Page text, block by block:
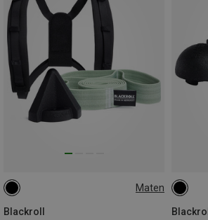
Maten
Blackroll
XL-XXL
Blackroll